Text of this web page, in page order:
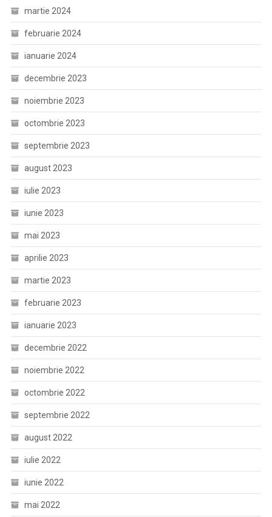
martie 2024
februarie 2024
ianuarie 2024
decembrie 2023
noiembrie 2023
octombrie 2023
septembrie 2023
august 2023
iulie 2023
iunie 2023
mai 2023
aprilie 2023
martie 2023
februarie 2023
ianuarie 2023
decembrie 2022
noiembrie 2022
octombrie 2022
septembrie 2022
august 2022
iulie 2022
iunie 2022
mai 2022